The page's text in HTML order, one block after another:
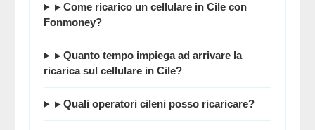
▸ Come ricarico un cellulare in Cile con
Fonmoney?
▸ Quanto tempo impiega ad arrivare la
ricarica sul cellulare in Cile?
▸ Quali operatori cileni posso ricaricare?